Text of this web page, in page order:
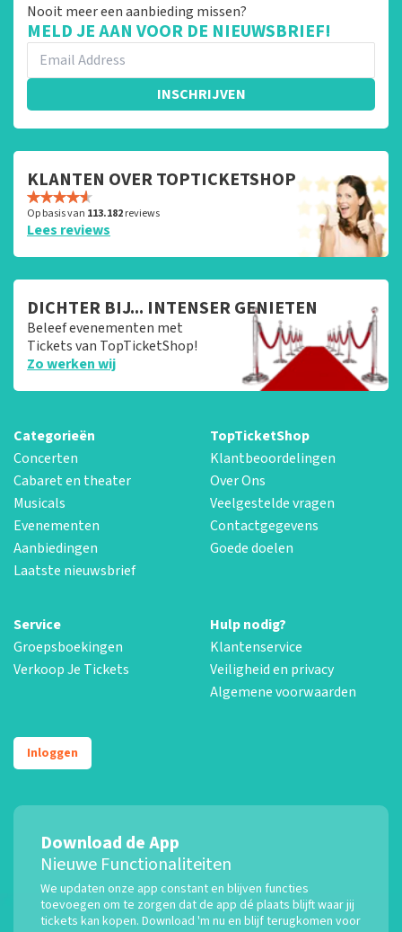
Nooit meer een aanbieding missen?
MELD JE AAN VOOR DE NIEUWSBRIEF!
INSCHRIJVEN
KLANTEN OVER TOPTICKETSHOP
Op basis van 113.182reviews
Lees reviews
DICHTER BIJ... INTENSER GENIETEN
Beleef evenementen met
Tickets van TopTicketShop!
Zo werken wij
Categorieën
Concerten
Cabaret en theater
Musicals
Evenementen
Aanbiedingen
Laatste nieuwsbrief
TopTicketShop
Klantbeoordelingen
Over Ons
Veelgestelde vragen
Contactgegevens
Goede doelen
Service
Groepsboekingen
Verkoop Je Tickets
Hulp nodig?
Klantenservice
Veiligheid en privacy
Algemene voorwaarden
Inloggen
Download de App
Nieuwe Functionaliteiten
We updaten onze app constant en blijven functies
toevoegen om te zorgen dat de app dé plaats blijft waar jij
tickets kan kopen. Download 'm nu en blijf terugkomen voor